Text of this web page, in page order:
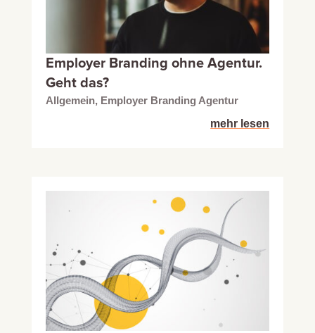
Employer Branding ohne Agentur.
Geht das?
Allgemein, Employer Branding Agentur
mehr lesen